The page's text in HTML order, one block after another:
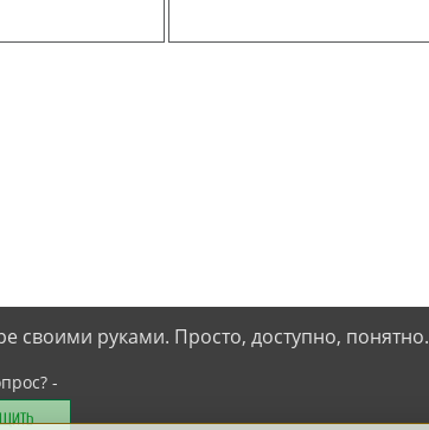
своими руками. Просто, доступно, понятно.
-